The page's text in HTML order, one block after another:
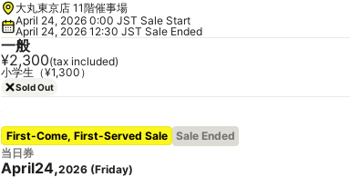
大丸東京店 11階催事場
April 24, 2026 0:00 JST Sale Start
April 24, 2026 12:30 JST Sale Ended
一般
¥2,300(tax included)
小学生（¥1,300）
Sold Out
First-Come, First-Served Sale Sale Ended
当日券
April24,2026 (Friday)